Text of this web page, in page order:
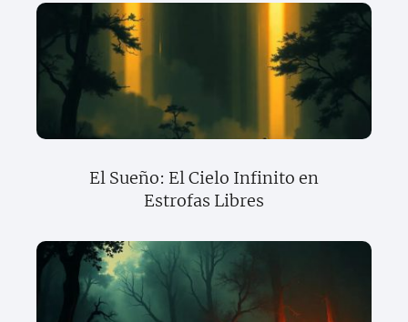
El Sueño: El Cielo Infinito en
Estrofas Libres